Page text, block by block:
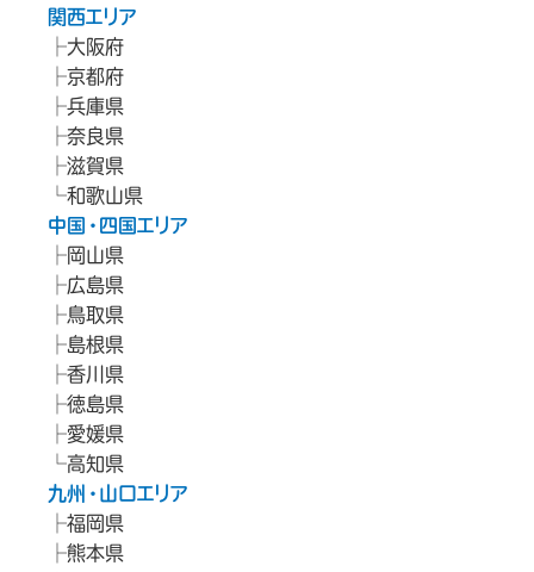
関西エリア
大阪府
京都府
兵庫県
奈良県
滋賀県
和歌山県
中国・四国エリア
岡山県
広島県
鳥取県
島根県
香川県
徳島県
愛媛県
高知県
九州・山口エリア
福岡県
熊本県